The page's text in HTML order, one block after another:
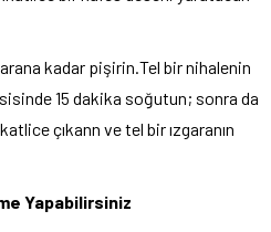
kadar pişirin.Tel bir nihalenin
15 dakika soğutun; sonra da
çıkann ve tel bir ızgaranın
Yapabilirsiniz